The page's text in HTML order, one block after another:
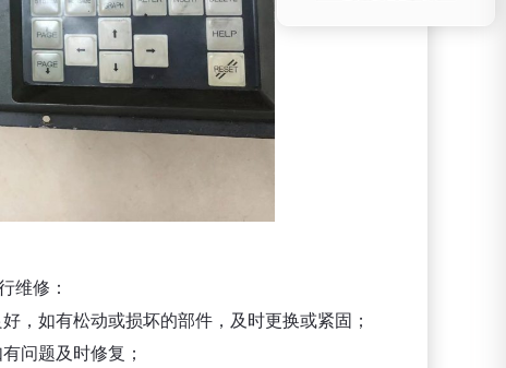
维修：
，如有松动或损坏的部件，及时更换或紧固；
问题及时修复；